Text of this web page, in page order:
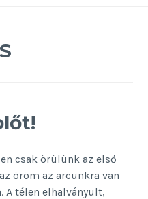
csak örülünk az első
öröm az arcunkra van
A télen elhalványult,